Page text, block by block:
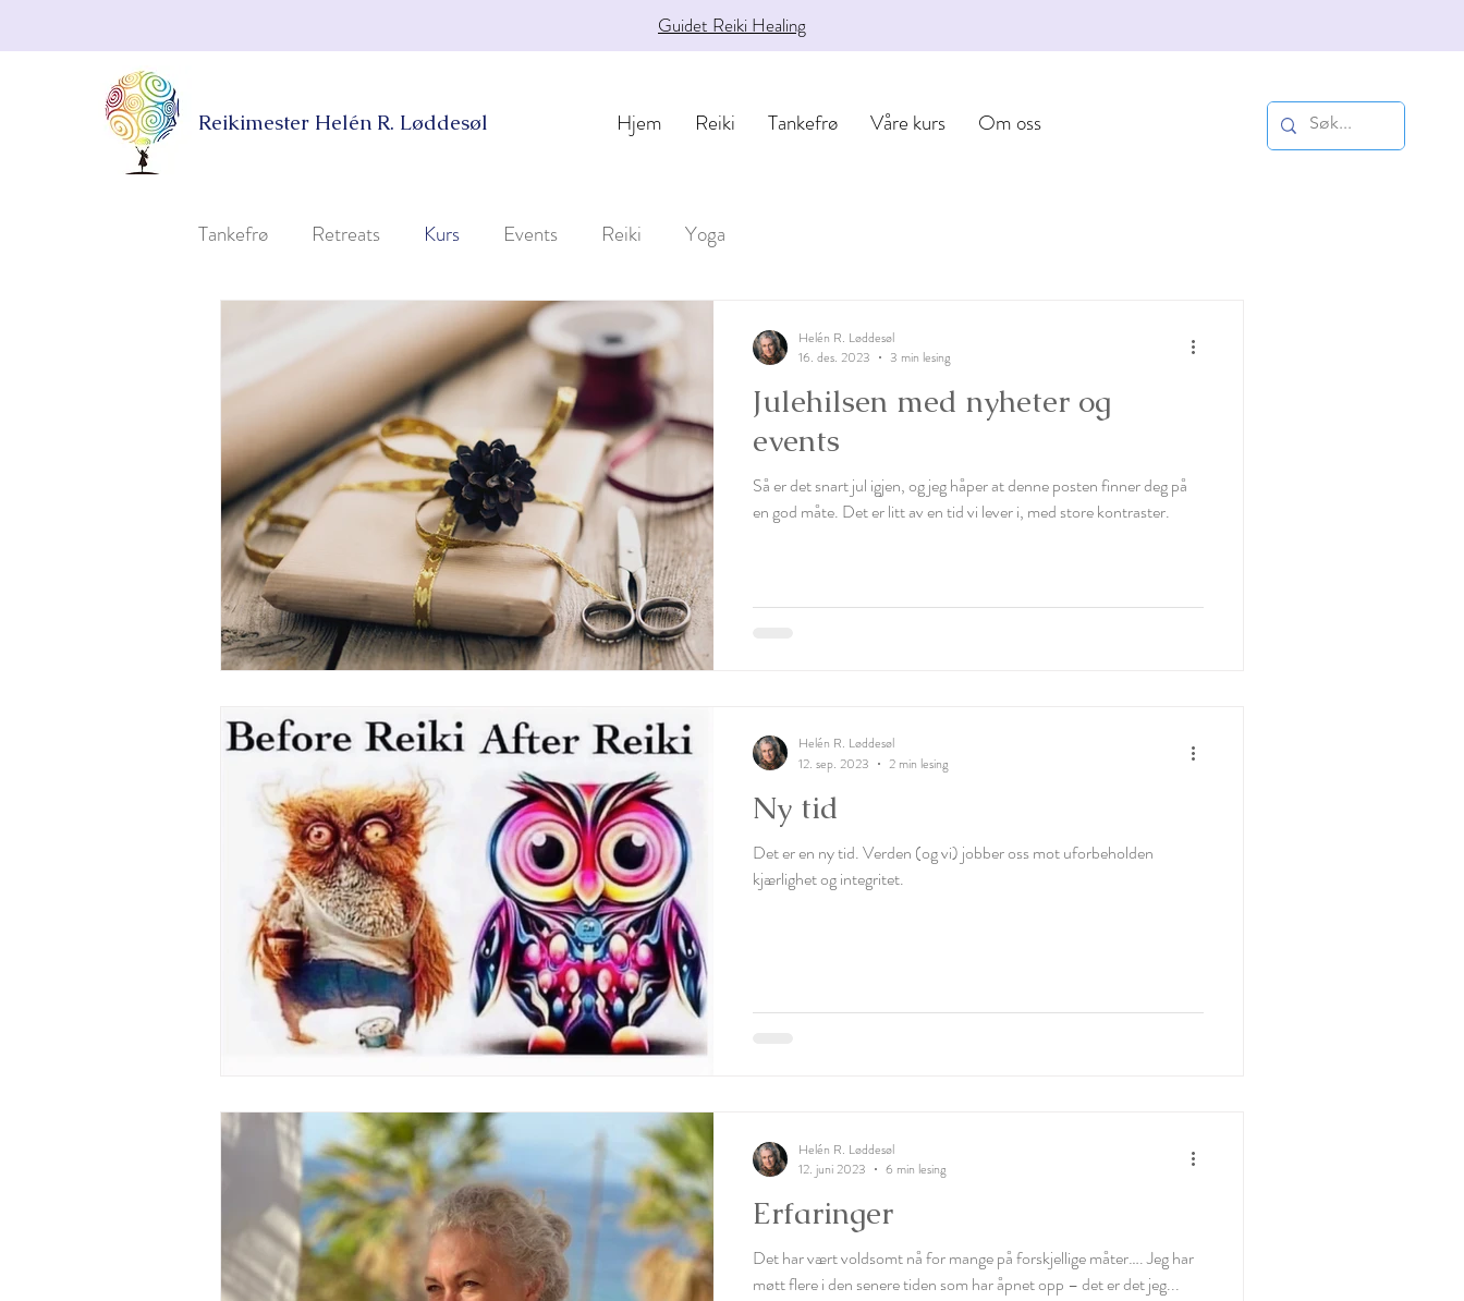
Hjem Reiki Tankefrø Våre kurs Om oss
Guidet Reiki Healing
Tankefrø Retreats Kurs Events Reiki Yoga
Julehilsen med nyheter og
events
Så er det snart jul igjen, og jeg håper at denne posten finner deg på
en god måte. Det er litt av en tid vi lever i, med store kontraster.
Helén R. Løddesøl
16. des. 2023
3 min lesing
Ny tid
Det er en ny tid. Verden (og vi) jobber oss mot uforbeholden
kjærlighet og integritet.
Helén R. Løddesøl
12. sep. 2023
2 min lesing
Erfaringer
Det har vært voldsomt nå for mange på forskjellige måter…. Jeg har
møtt flere i den senere tiden som har åpnet opp – det er det jeg...
Helén R. Løddesøl
12. juni 2023
6 min lesing
Reikimester Helén R. Løddesøl